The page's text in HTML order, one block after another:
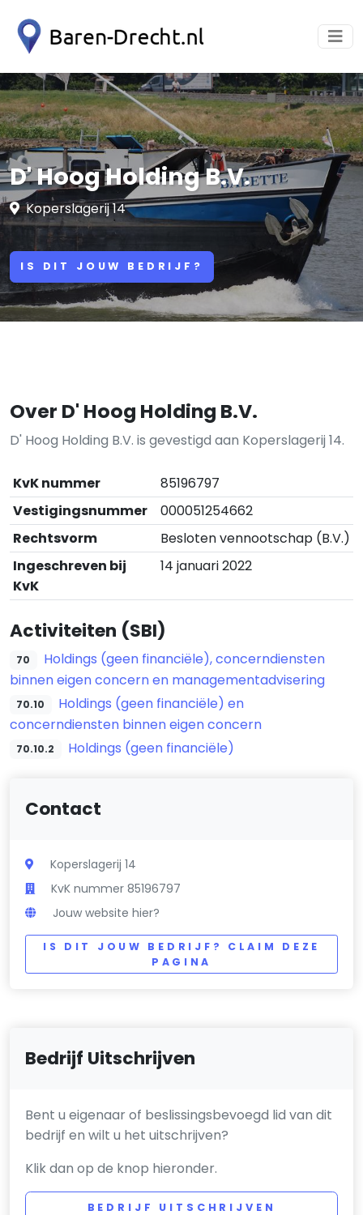
D' Hoog Holding B.V.
Koperslagerij 14
IS DIT JOUW BEDRIJF?
Over D' Hoog Holding B.V.
D' Hoog Holding B.V. is gevestigd aan Koperslagerij 14.
KvK nummer
85196797
Vestigingsnummer
000051254662
Rechtsvorm
Besloten vennootschap (B.V.)
Ingeschreven bij
KvK
14 januari 2022
Activiteiten (SBI)
70
Holdings (geen financiële), concerndiensten
binnen eigen concern en managementadvisering
70.10
Holdings (geen financiële) en
concerndiensten binnen eigen concern
70.10.2 Holdings (geen financiële)
Contact
Koperslagerij 14
KvK nummer 85196797
Jouw website hier?
IS DIT JOUW BEDRIJF? CLAIM DEZE
PAGINA
Bedrijf Uitschrijven
Bent u eigenaar of beslissingsbevoegd lid van dit
bedrijf en wilt u het uitschrijven?
Klik dan op de knop hieronder.
BEDRIJF UITSCHRIJVEN